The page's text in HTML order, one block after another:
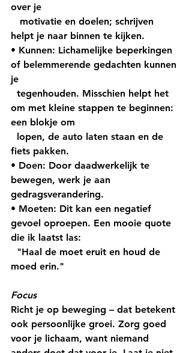
over je
helpt je naar binnen te kijken.
• Kunnen: Lichamelijke beperkingen
of belemmerende gedachten kunnen
je
om met kleine stappen te beginnen:
een blokje om
fiets pakken.
• Doen: Door daadwerkelijk te
bewegen, werk je aan
gedragsverandering.
• Moeten: Dit kan een negatief
gevoel oproepen. Een mooie quote
die ik laatst las:
moed erin."
Focus
Richt je op beweging – dat betekent
ook persoonlijke groei. Zorg goed
voor je lichaam, want niemand